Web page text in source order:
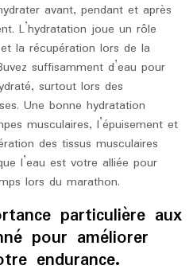
avant, pendant et après
L’hydratation joue un rôle
la récupération lors de la
suffisamment d’eau pour
surtout lors des
Une bonne hydratation
musculaires, l’épuisement et
des tissus musculaires
l’eau est votre alliée pour
lors du marathon.
particulière aux
pour améliorer
endurance.